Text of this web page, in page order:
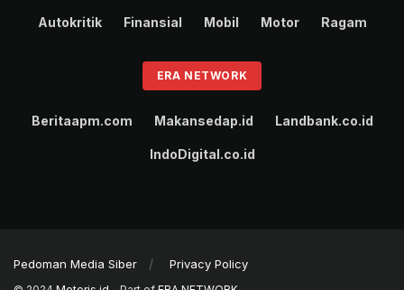
Autokritik Finansial Mobil Motor Ragam
ERA NETWORK
Beritaapm.com Makansedap.id Landbank.co.id
IndoDigital.co.id
Pedoman Media Siber Privacy Policy